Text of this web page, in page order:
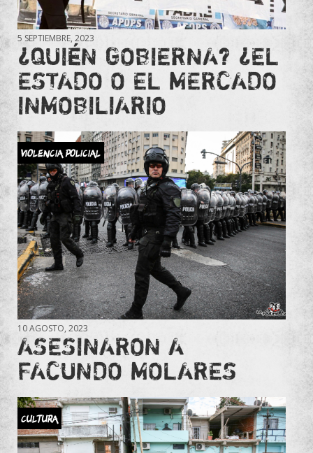
5 SEPTIEMBRE, 2023
¿QUIÉN GOBIERNA? ¿EL
ESTADO O EL MERCADO
INMOBILIARIO
Violencia Policial
10 AGOSTO, 2023
ASESINARON A
FACUNDO MOLARES
Cultura